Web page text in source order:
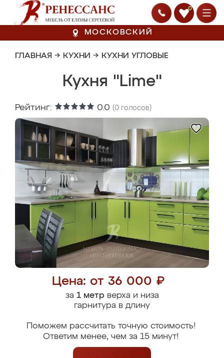
0
МОСКОВСКИЙ
ГЛАВНАЯ → КУХНИ → КУХНИ УГЛОВЫЕ
Кухня "Lime"
Рейтинг: 0.0 (0 голосов)
Цена: от 36 000 ₽
за 1 метрверха и низа
гарнитура в длину
Поможем рассчитать точную стоимость!
Ответим менее, чем за 15 минут!